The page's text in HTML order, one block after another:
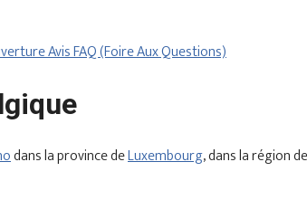
AvisFAQ (Foire Aux Questions)
dans la province deLuxembourg, dans la région